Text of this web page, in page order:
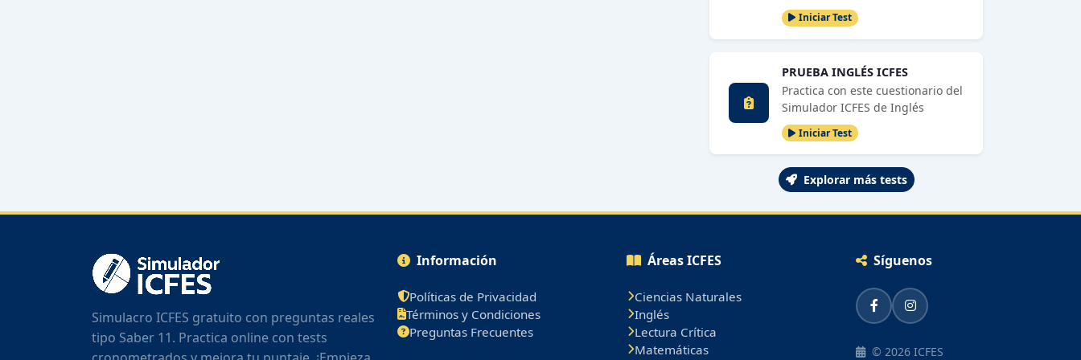
Iniciar Test
PRUEBA INGLÉS ICFES
Practica con este cuestionario del
Simulador ICFES de Inglés
Iniciar Test
Explorar más tests
Simulacro ICFES gratuito con preguntas reales
tipo Saber 11. Practica online con tests
Información
Políticas de Privacidad
Términos y Condiciones
Preguntas Frecuentes
Áreas ICFES
Ciencias Naturales
Inglés
Lectura Crítica
Matemáticas
Síguenos
© 2026 ICFES